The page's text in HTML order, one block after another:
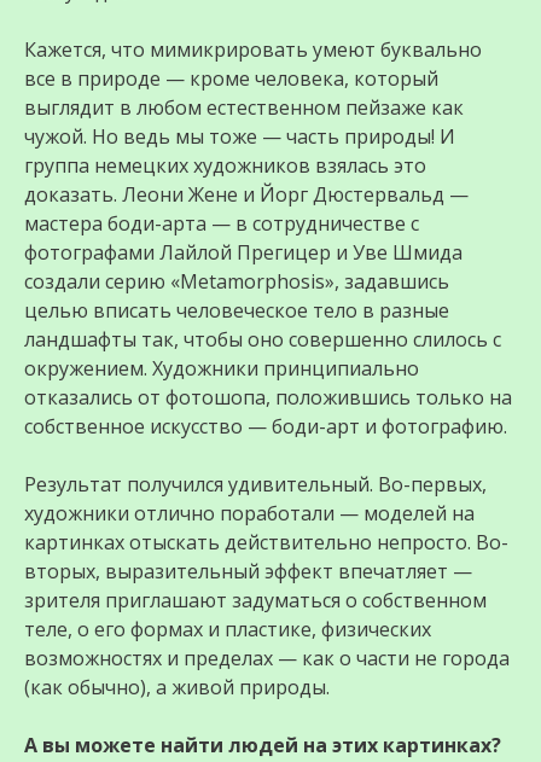
Кажется, что мимикрировать умеют буквально
все в природе — кроме человека, который
выглядит в любом естественном пейзаже как
чужой. Но ведь мы тоже — часть природы! И
группа немецких художников взялась это
доказать. Леони Жене и Йорг Дюстервальд —
мастера боди-арта — в сотрудничестве с
фотографами Лайлой Прегицер и Уве Шмида
создали серию «Metamorphosis», задавшись
целью вписать человеческое тело в разные
ландшафты так, чтобы оно совершенно слилось с
окружением. Художники принципиально
отказались от фотошопа, положившись только на
собственное искусство — боди-арт и фотографию.
Результат получился удивительный. Во-первых,
художники отлично поработали — моделей на
картинках отыскать действительно непросто. Во-
вторых, выразительный эффект впечатляет —
зрителя приглашают задуматься о собственном
теле, о его формах и пластике, физических
возможностях и пределах — как о части не города
(как обычно), а живой природы.
А вы можете найти людей на этих картинках?